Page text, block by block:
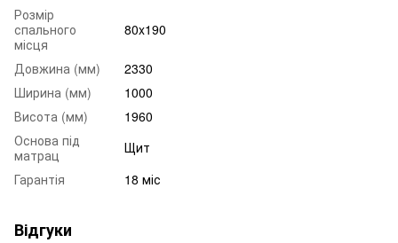
Розмір
спального
місця
80x190
Довжина (мм)
2330
Ширина (мм)
1000
Висота (мм)
1960
Основа під
матрац
Щит
Гарантія
18 міс
Відгуки